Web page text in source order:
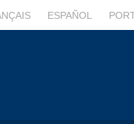
ESPAÑOL